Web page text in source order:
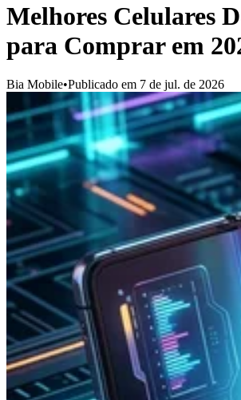
Melhores Celulares
para Comprar em
Bia Mobile•Publicado em 7 de jul. de 2026